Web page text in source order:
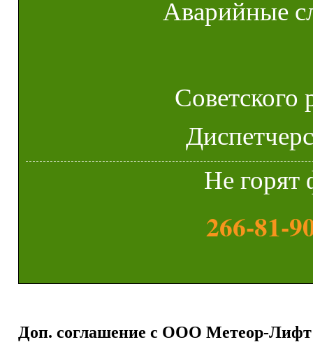
Аварийные
Советского
Не горят
266-81-
Доп. соглашение с ООО Метеор-Лифт